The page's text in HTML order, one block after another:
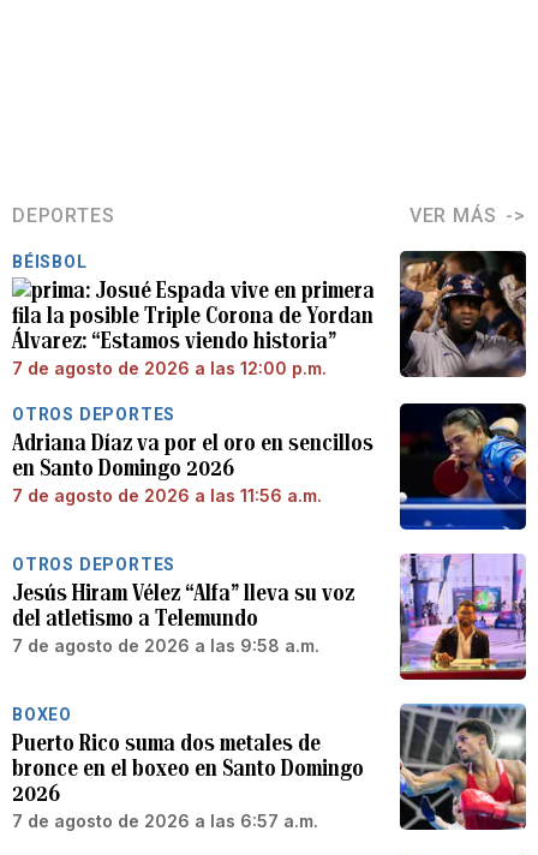
DEPORTES VER MÁS
BÉISBOL
Josué Espada vive en primera
fila la posible Triple Corona de Yordan
Álvarez: “Estamos viendo historia”
7 de agosto de 2026 a las 12:00 p.m.
OTROS DEPORTES
Adriana Díaz va por el oro en sencillos
en Santo Domingo 2026
7 de agosto de 2026 a las 11:56 a.m.
OTROS DEPORTES
Jesús Hiram Vélez “Alfa” lleva su voz
del atletismo a Telemundo
7 de agosto de 2026 a las 9:58 a.m.
BOXEO
Puerto Rico suma dos metales de
bronce en el boxeo en Santo Domingo
2026
7 de agosto de 2026 a las 6:57 a.m.